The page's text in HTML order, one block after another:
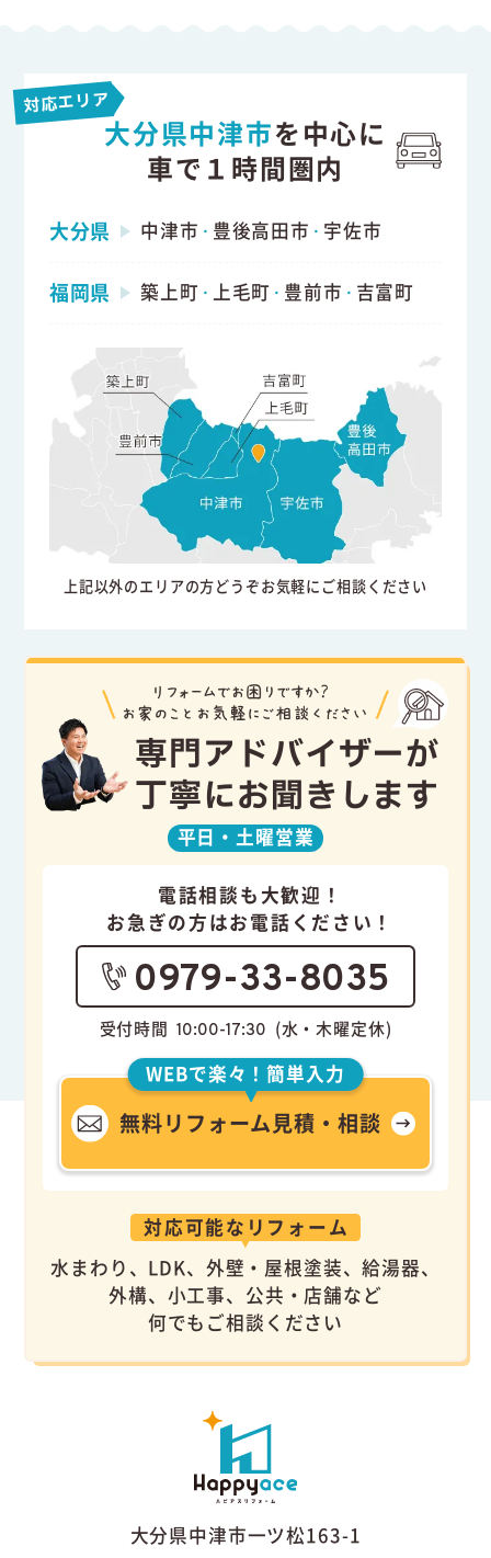
対応エリア
大分県中津市を中心に
車で１時間圏内
大分県 中津市 ・ 豊後高田市 ・ 宇佐市
福岡県 築上町 ・ 上毛町 ・ 豊前市 ・ 吉富町
上記以外のエリアの方どうぞお気軽にご相談ください
専門アドバイザーが
丁寧にお聞きします
平日・土曜営業
電話相談も大歓迎！
お急ぎの方はお電話ください！
0979-33-8035
受付時間 10:00-17:30 (水・木曜定休)
WEBで楽々！簡単入力
無料リフォーム見積・相談
対応可能なリフォーム
水まわり、LDK、外壁・屋根塗装、給湯器、
外構、小工事、公共・店舗など
何でもご相談ください
大分県中津市一ツ松163-1